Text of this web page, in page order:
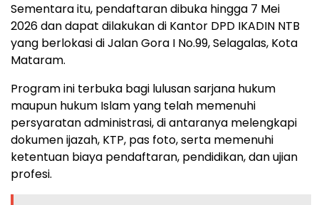
Sementara itu, pendaftaran dibuka hingga 7 Mei
2026 dan dapat dilakukan di Kantor DPD IKADIN NTB
yang berlokasi di Jalan Gora I No.99, Selagalas, Kota
Mataram.
Program ini terbuka bagi lulusan sarjana hukum
maupun hukum Islam yang telah memenuhi
persyaratan administrasi, di antaranya melengkapi
dokumen ijazah, KTP, pas foto, serta memenuhi
ketentuan biaya pendaftaran, pendidikan, dan ujian
profesi.